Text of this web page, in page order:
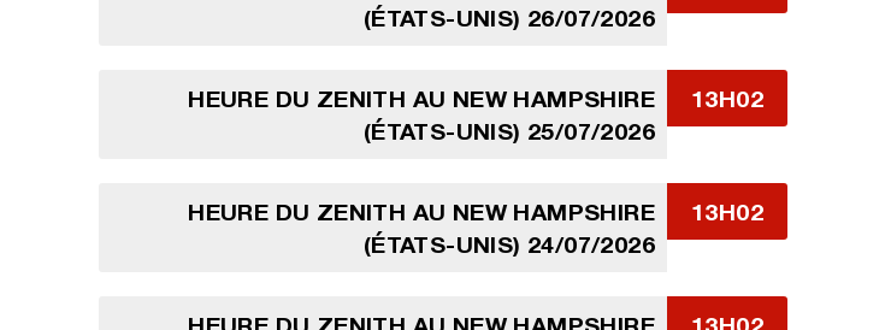
(ÉTATS-UNIS) 26/07/2026
HEURE DU ZENITH AU NEW HAMPSHIRE
(ÉTATS-UNIS) 25/07/2026
13H02
HEURE DU ZENITH AU NEW HAMPSHIRE
(ÉTATS-UNIS) 24/07/2026
13H02